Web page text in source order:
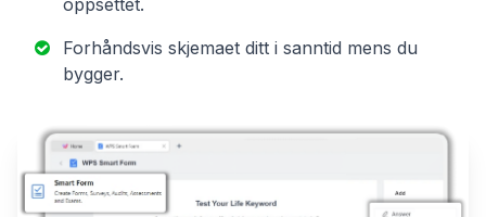
oppsettet.
Forhåndsvis skjemaet ditt i sanntid mens du
bygger.